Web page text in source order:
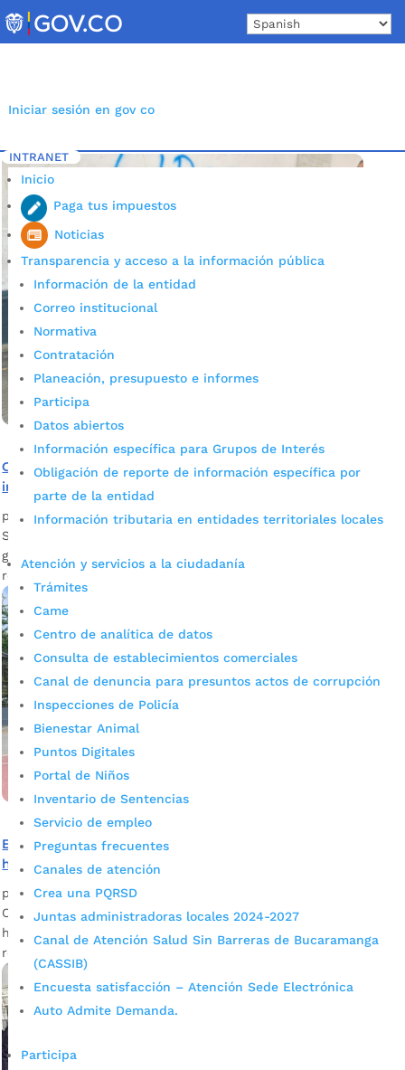
to
content
Iniciar sesión en gov co
INTRANET
Inicio
Paga tus impuestos
Noticias
Transparencia y acceso a la información pública
Información de la entidad
Correo institucional
Normativa
Contratación
Planeación, presupuesto e informes
Participa
Datos abiertos
Información específica para Grupos de Interés
Obligación de reporte de información específica por
parte de la entidad
Información tributaria en entidades territoriales locales
Atención y servicios a la ciudadanía
Trámites
Came
Centro de analítica de datos
Consulta de establecimientos comerciales
Canal de denuncia para presuntos actos de corrupción
Inspecciones de Policía
Bienestar Animal
Puntos Digitales
Portal de Niños
Inventario de Sentencias
Servicio de empleo
Preguntas frecuentes
Canales de atención
Crea una PQRSD
Juntas administradoras locales 2024-2027
Canal de Atención Salud Sin Barreras de Bucaramanga
(CASSIB)
Encuesta satisfacción – Atención Sede Electrónica
Auto Admite Demanda.
Participa
Inicio 5 Etiqueta: habitantes de calle Bucaramanga
Con ‘Plan amanecer seguro’ acercamos oferta
institucional a ciudadanos habitantes de calle
por admin_prensa|Abr 9, 2025|Noticias
Se puso en marcha el ‘Plan amanecer seguro’ para
garantizar el bienestar de habitantes de calle, mientras
refuerza la seguridad de todos.
El deporte es clave en reincorporación social de
habitantes de calle
por admin_prensa|Mar 13, 2025
Con el fin de incentivar la integración y bienestar de
habitantes de calle en proceso de reincorporación, se
realizó una jornada deportiva.